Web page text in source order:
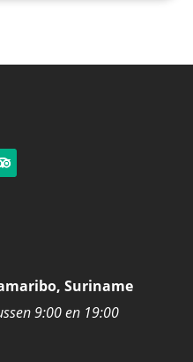
Suriname
9:00 en 19:00